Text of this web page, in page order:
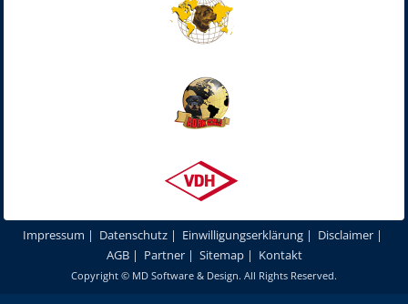
Impressum | Datenschutz | Einwilligungserklärung | Disclaimer |
AGB| Partner| Sitemap| Kontakt
Copyright © MD Software & Design. All Rights Reserved.